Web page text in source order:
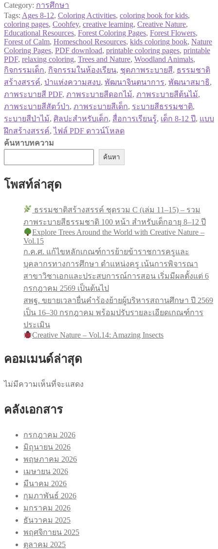
Category: การศึกษา
Tags: Ages 8-12, Coloring Activities, coloring book for kids,
coloring pages, Coohfey, creative learning, Creative Nature,
Educational Resources, Forest Coloring Pages, Forest Flowers,
Forest of Calm, Homeschool Resources, kids coloring book, Nature
Coloring Pages, PDF download, printable coloring pages, printable
PDF, relaxing coloring, Trees and Nature, Woodland Animals,
กิจกรรมเด็ก, กิจกรรมในห้องเรียน, ชุดภาพระบายสี, ธรรมชาติ
สร้างสรรค์, ป่าแห่งความสงบ, พัฒนาจินตนาการ, พัฒนาสมาธิ,
ภาพระบายสี PDF, ภาพระบายสีดอกไม้, ภาพระบายสีต้นไม้,
ภาพระบายสีสัตว์ป่า, ภาพระบายสีเด็ก, ระบายสีธรรมชาติ,
ระบายสีป่าไม้, ศิลปะสำหรับเด็ก, สื่อการเรียนรู้, เด็ก 8-12 ปี, แบบ
ฝึกสร้างสรรค์,ไฟล์ PDF ดาวน์โหลด
ค้นหาบทความ
ค้นหา
โพสท์ล่าสุด
ธรรมชาติสร้างสรรค์ ชุดรวม C (เล่ม 11–15) – รวม
ภาพระบายสีธรรมชาติ 100 หน้า สำหรับเด็กอายุ 8–12 ปี
Explore Trees Around the World with Creative Nature –
Vol.15
ก.ค.ศ. แก้ไขหลักเกณฑ์การย้ายข้าราชการครูและ
บุคลากรทางการศึกษา ตำแหน่งครู เน้นการพิจารณา
สาขาวิชาเอกและประสบการณ์การสอน เริ่มมีผลตั้งแต่ 6
กรกฎาคม 2569 เป็นต้นไป
สพฐ. ขยายเวลายื่นคำร้องย้ายผู้บริหารสถานศึกษา ปี 2569
เป็น 16–30 กรกฎาคม พร้อมปรับรายละเอียดเกณฑ์การ
ประเมิน
Creative Nature – Vol.14: Amazing Insects
คอมเมนด์ล่าสุด
ไม่มีความเห็นที่จะแสดง
คลังเอกสาร
กรกฎาคม 2026
มิถุนายน 2026
พฤษภาคม 2026
เมษายน 2026
มีนาคม 2026
กุมภาพันธ์ 2026
มกราคม 2026
ธันวาคม 2025
พฤศจิกายน 2025
ตุลาคม 2025